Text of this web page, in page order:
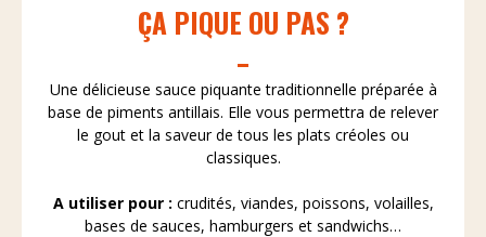
ÇA PIQUE OU PAS ?
Une délicieuse sauce piquante traditionnelle préparée à
base de piments antillais. Elle vous permettra de relever
le gout et la saveur de tous les plats créoles ou
classiques.
A utiliser pour : crudités, viandes, poissons, volailles,
bases de sauces, hamburgers et sandwichs…